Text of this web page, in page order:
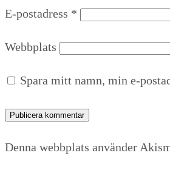
E-postadress *
Webbplats
Spara mitt namn, min e-
Denna webbplats använder